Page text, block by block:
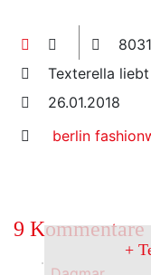
8031
Texterella
26.01.2018
berlin
9 Kommentare